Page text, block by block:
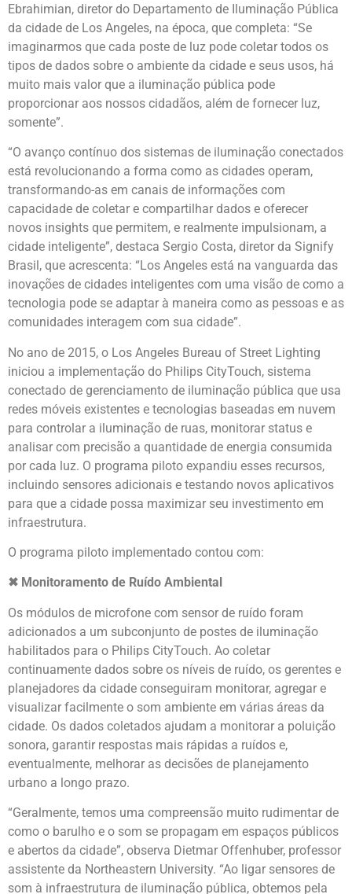
Ebrahimian, diretor do Departamento de Iluminação Pública
da cidade de Los Angeles, na época, que completa: “Se
imaginarmos que cada poste de luz pode coletar todos os
tipos de dados sobre o ambiente da cidade e seus usos, há
muito mais valor que a iluminação pública pode
proporcionar aos nossos cidadãos, além de fornecer luz,
somente”.
“O avanço contínuo dos sistemas de iluminação conectados
está revolucionando a forma como as cidades operam,
transformando-as em canais de informações com
capacidade de coletar e compartilhar dados e oferecer
novos insights que permitem, e realmente impulsionam, a
cidade inteligente”, destaca Sergio Costa, diretor da Signify
Brasil, que acrescenta: “Los Angeles está na vanguarda das
inovações de cidades inteligentes com uma visão de como a
tecnologia pode se adaptar à maneira como as pessoas e as
comunidades interagem com sua cidade”.
No ano de 2015, o Los Angeles Bureau of Street Lighting
iniciou a implementação do Philips CityTouch, sistema
conectado de gerenciamento de iluminação pública que usa
redes móveis existentes e tecnologias baseadas em nuvem
para controlar a iluminação de ruas, monitorar status e
analisar com precisão a quantidade de energia consumida
por cada luz. O programa piloto expandiu esses recursos,
incluindo sensores adicionais e testando novos aplicativos
para que a cidade possa maximizar seu investimento em
infraestrutura.
O programa piloto implementado contou com:
✖ Monitoramento de Ruído Ambiental
Os módulos de microfone com sensor de ruído foram
adicionados a um subconjunto de postes de iluminação
habilitados para o Philips CityTouch. Ao coletar
continuamente dados sobre os níveis de ruído, os gerentes e
planejadores da cidade conseguiram monitorar, agregar e
visualizar facilmente o som ambiente em várias áreas da
cidade. Os dados coletados ajudam a monitorar a poluição
sonora, garantir respostas mais rápidas a ruídos e,
eventualmente, melhorar as decisões de planejamento
urbano a longo prazo.
“Geralmente, temos uma compreensão muito rudimentar de
como o barulho e o som se propagam em espaços públicos
e abertos da cidade”, observa Dietmar Offenhuber, professor
assistente da Northeastern University. “Ao ligar sensores de
som à infraestrutura de iluminação pública, obtemos pela